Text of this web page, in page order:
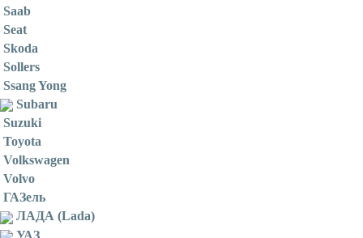
Saab
Seat
Skoda
Sollers
Ssang Yong
Subaru
Suzuki
Toyota
Volkswagen
Volvo
ГАЗель
ЛАДА (Lada)
УАЗ